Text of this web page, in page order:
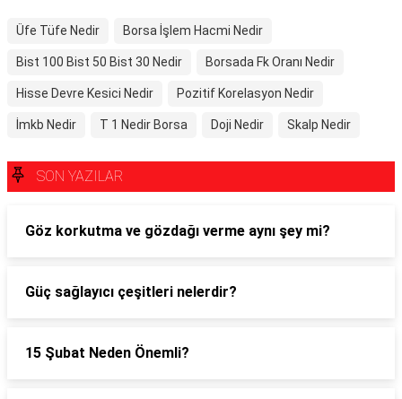
Üfe Tüfe Nedir Borsa İşlem Hacmi Nedir
Bist 100 Bist 50 Bist 30 Nedir Borsada Fk Oranı Nedir
Hisse Devre Kesici Nedir Pozitif Korelasyon Nedir
İmkb Nedir T 1 Nedir Borsa Doji Nedir Skalp Nedir
SON YAZILAR
Göz korkutma ve gözdağı verme aynı şey mi?
Güç sağlayıcı çeşitleri nelerdir?
15 Şubat Neden Önemli?